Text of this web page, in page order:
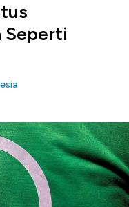
Seperti